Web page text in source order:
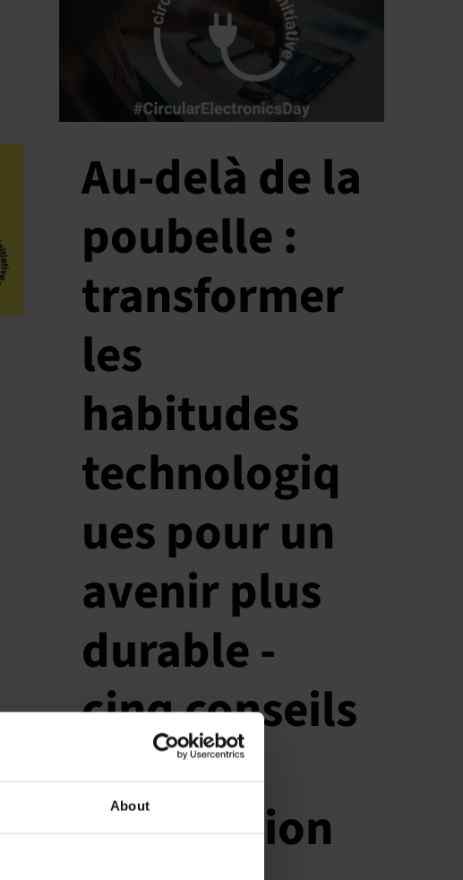
About
Au-delà de la
poubelle :
transformer
les
habitudes
technologiq
ues pour un
avenir plus
durable -
cinq conseils
pour
l'utilisation